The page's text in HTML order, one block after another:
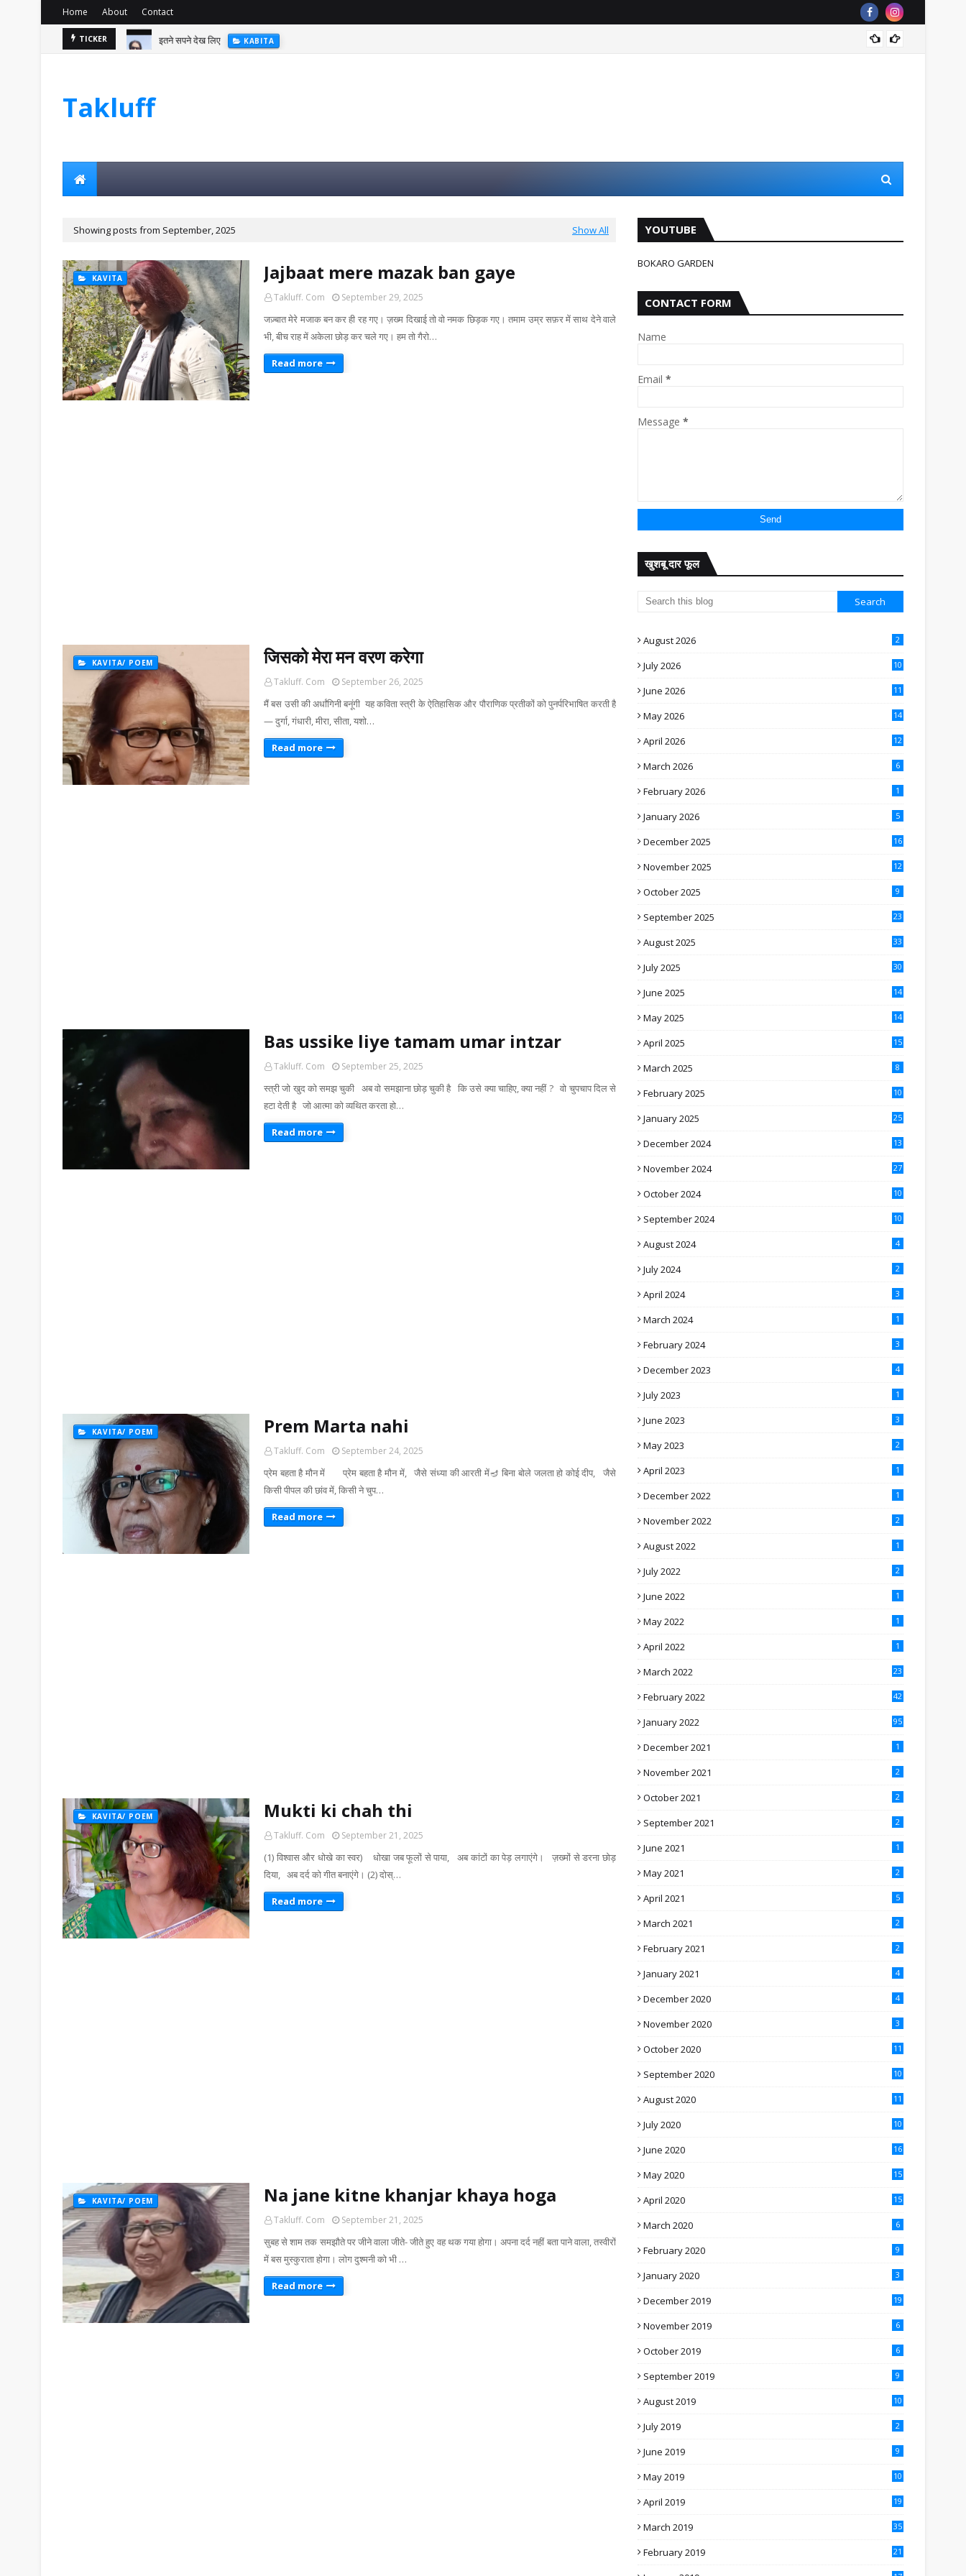
Home About Contact
TICKER इतने सपने देख लिए KABITA
Takluff
Showing posts from September, 2025 Show All
KAVITA Jajbaat mere mazak ban gaye
Takluff. Com September 29, 2025
जज़्बात मेरे मजाक बन कर ही रह गए। ज़ख्म दिखाई तो वो नमक छिड़क गए। तमाम उम्र सफ़र में साथ देने वाले
भी, बीच राह में अकेला छोड़ कर चले गए। हम तो गैरो…
Read more
KAVITA/ POEM जिसको मेरा मन वरण करेगा
Takluff. Com September 26, 2025
मैं बस उसी की अर्धांगिनी बनूंगी यह कविता स्त्री के ऐतिहासिक और पौराणिक प्रतीकों को पुनर्परिभाषित करती है
— दुर्गा, गंधारी, मीरा, सीता, यशो…
Read more
Bas ussike liye tamam umar intzar
Takluff. Com September 25, 2025
स्त्री जो खुद को समझ चुकी अब वो समझाना छोड़ चुकी है कि उसे क्या चाहिए, क्या नहीं ? वो चुपचाप दिल से
हटा देती है जो आत्मा को व्यथित करता हो…
Read more
KAVITA/ POEM Prem Marta nahi
Takluff. Com September 24, 2025
प्रेम बहता है मौन में प्रेम बहता है मौन में, जैसे संध्या की आरती में🪔 बिना बोले जलता हो कोई दीप, जैसे
किसी पीपल की छांव में, किसी ने चुप…
Read more
KAVITA/ POEM Mukti ki chah thi
Takluff. Com September 21, 2025
(1) विश्वास और धोखे का स्वर) धोखा जब फूलों से पाया, अब कांटों का पेड़ लगाएंगे। ज़ख्मों से डरना छोड़
दिया, अब दर्द को गीत बनाएंगे। (2) दोस्…
Read more
KAVITA/ POEM Na jane kitne khanjar khaya hoga
Takluff. Com September 21, 2025
सुबह से शाम तक समझौते पर जीने वाला जीते- जीते हुए वह थक गया होगा। अपना दर्द नहीं बता पाने वाला, तस्वीरों
में बस मुस्कुराता होगा। लोग दुश्मनी को भी …
Read more
YOUTUBE
BOKARO GARDEN
CONTACT FORM
Name
Email *
Message *
खुशबू दार फूल
August 2026 2
July 2026 10
June 2026 11
May 2026 14
April 2026 12
March 2026 6
February 2026 1
January 2026 5
December 2025 16
November 2025 12
October 2025 9
September 2025 23
August 2025 33
July 2025 30
June 2025 14
May 2025 14
April 2025 15
March 2025 8
February 2025 10
January 2025 25
December 2024 13
November 2024 27
October 2024 10
September 2024 10
August 2024 4
July 2024 2
April 2024 3
March 2024 1
February 2024 3
December 2023 4
July 2023 1
June 2023 3
May 2023 2
April 2023 1
December 2022 1
November 2022 2
August 2022 1
July 2022 2
June 2022 1
May 2022 1
April 2022 1
March 2022 23
February 2022 42
January 2022 95
December 2021 1
November 2021 2
October 2021 2
September 2021 2
June 2021 1
May 2021 2
April 2021 5
March 2021 2
February 2021 2
January 2021 4
December 2020 4
November 2020 3
October 2020 11
September 2020 10
August 2020 11
July 2020 10
June 2020 16
May 2020 15
April 2020 15
March 2020 6
February 2020 9
January 2020 3
December 2019 19
November 2019 6
October 2019 6
September 2019 9
August 2019 10
July 2019 2
June 2019 9
May 2019 10
April 2019 19
March 2019 35
February 2019 21